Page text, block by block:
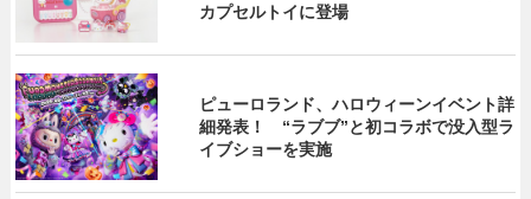
カプセルトイに登場
ピューロランド、ハロウィーンイベント詳
細発表！ “ラブブ”と初コラボで没入型ラ
イブショーを実施